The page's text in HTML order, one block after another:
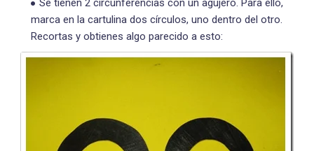
marca en la cartulina dos círculos, uno dentro del otro.
Recortas y obtienes algo parecido a esto: